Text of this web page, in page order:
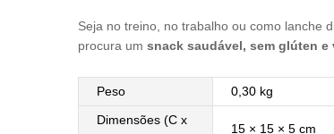
Seja no treino, no trabalho ou como lanche
procura um snack saudável, sem glúten e
Peso
0,30 kg
Dimensões (C x
15 × 15 × 5 cm